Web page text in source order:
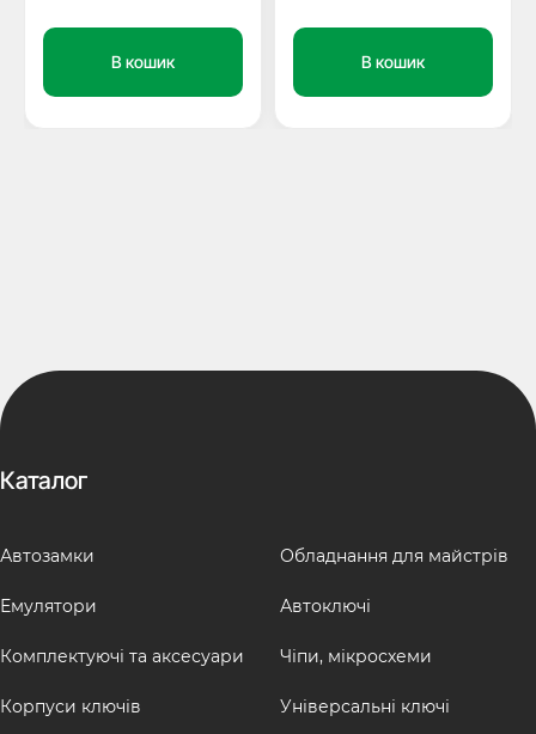
В кошик В кошик
Каталог
Автозамки
Емулятори
Комплектуючі та аксесуари
Корпуси ключів
Обладнання для майстрів
Автоключі
Чіпи, мікросхеми
Універсальні ключі